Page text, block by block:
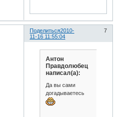
Поделиться 7
2010-
11-16 11:55:04
Антон
Правдолюбец
написал(а):
Да вы сами
догадываетесь